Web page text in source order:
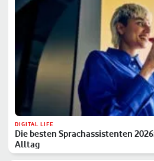
DIGITAL LIFE
Die besten Sprachassistenten
Alltag